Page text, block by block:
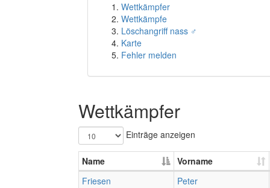
Wettkämpfer
Wettkämpfe
Löschangriff nass ♂
Karte
Fehler melden
Wettkämpfer
Einträge anzeigen
Name
Vorname
Friesen
Peter